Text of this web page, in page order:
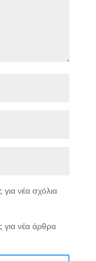
νέα σχόλια
για νέα άρθρα